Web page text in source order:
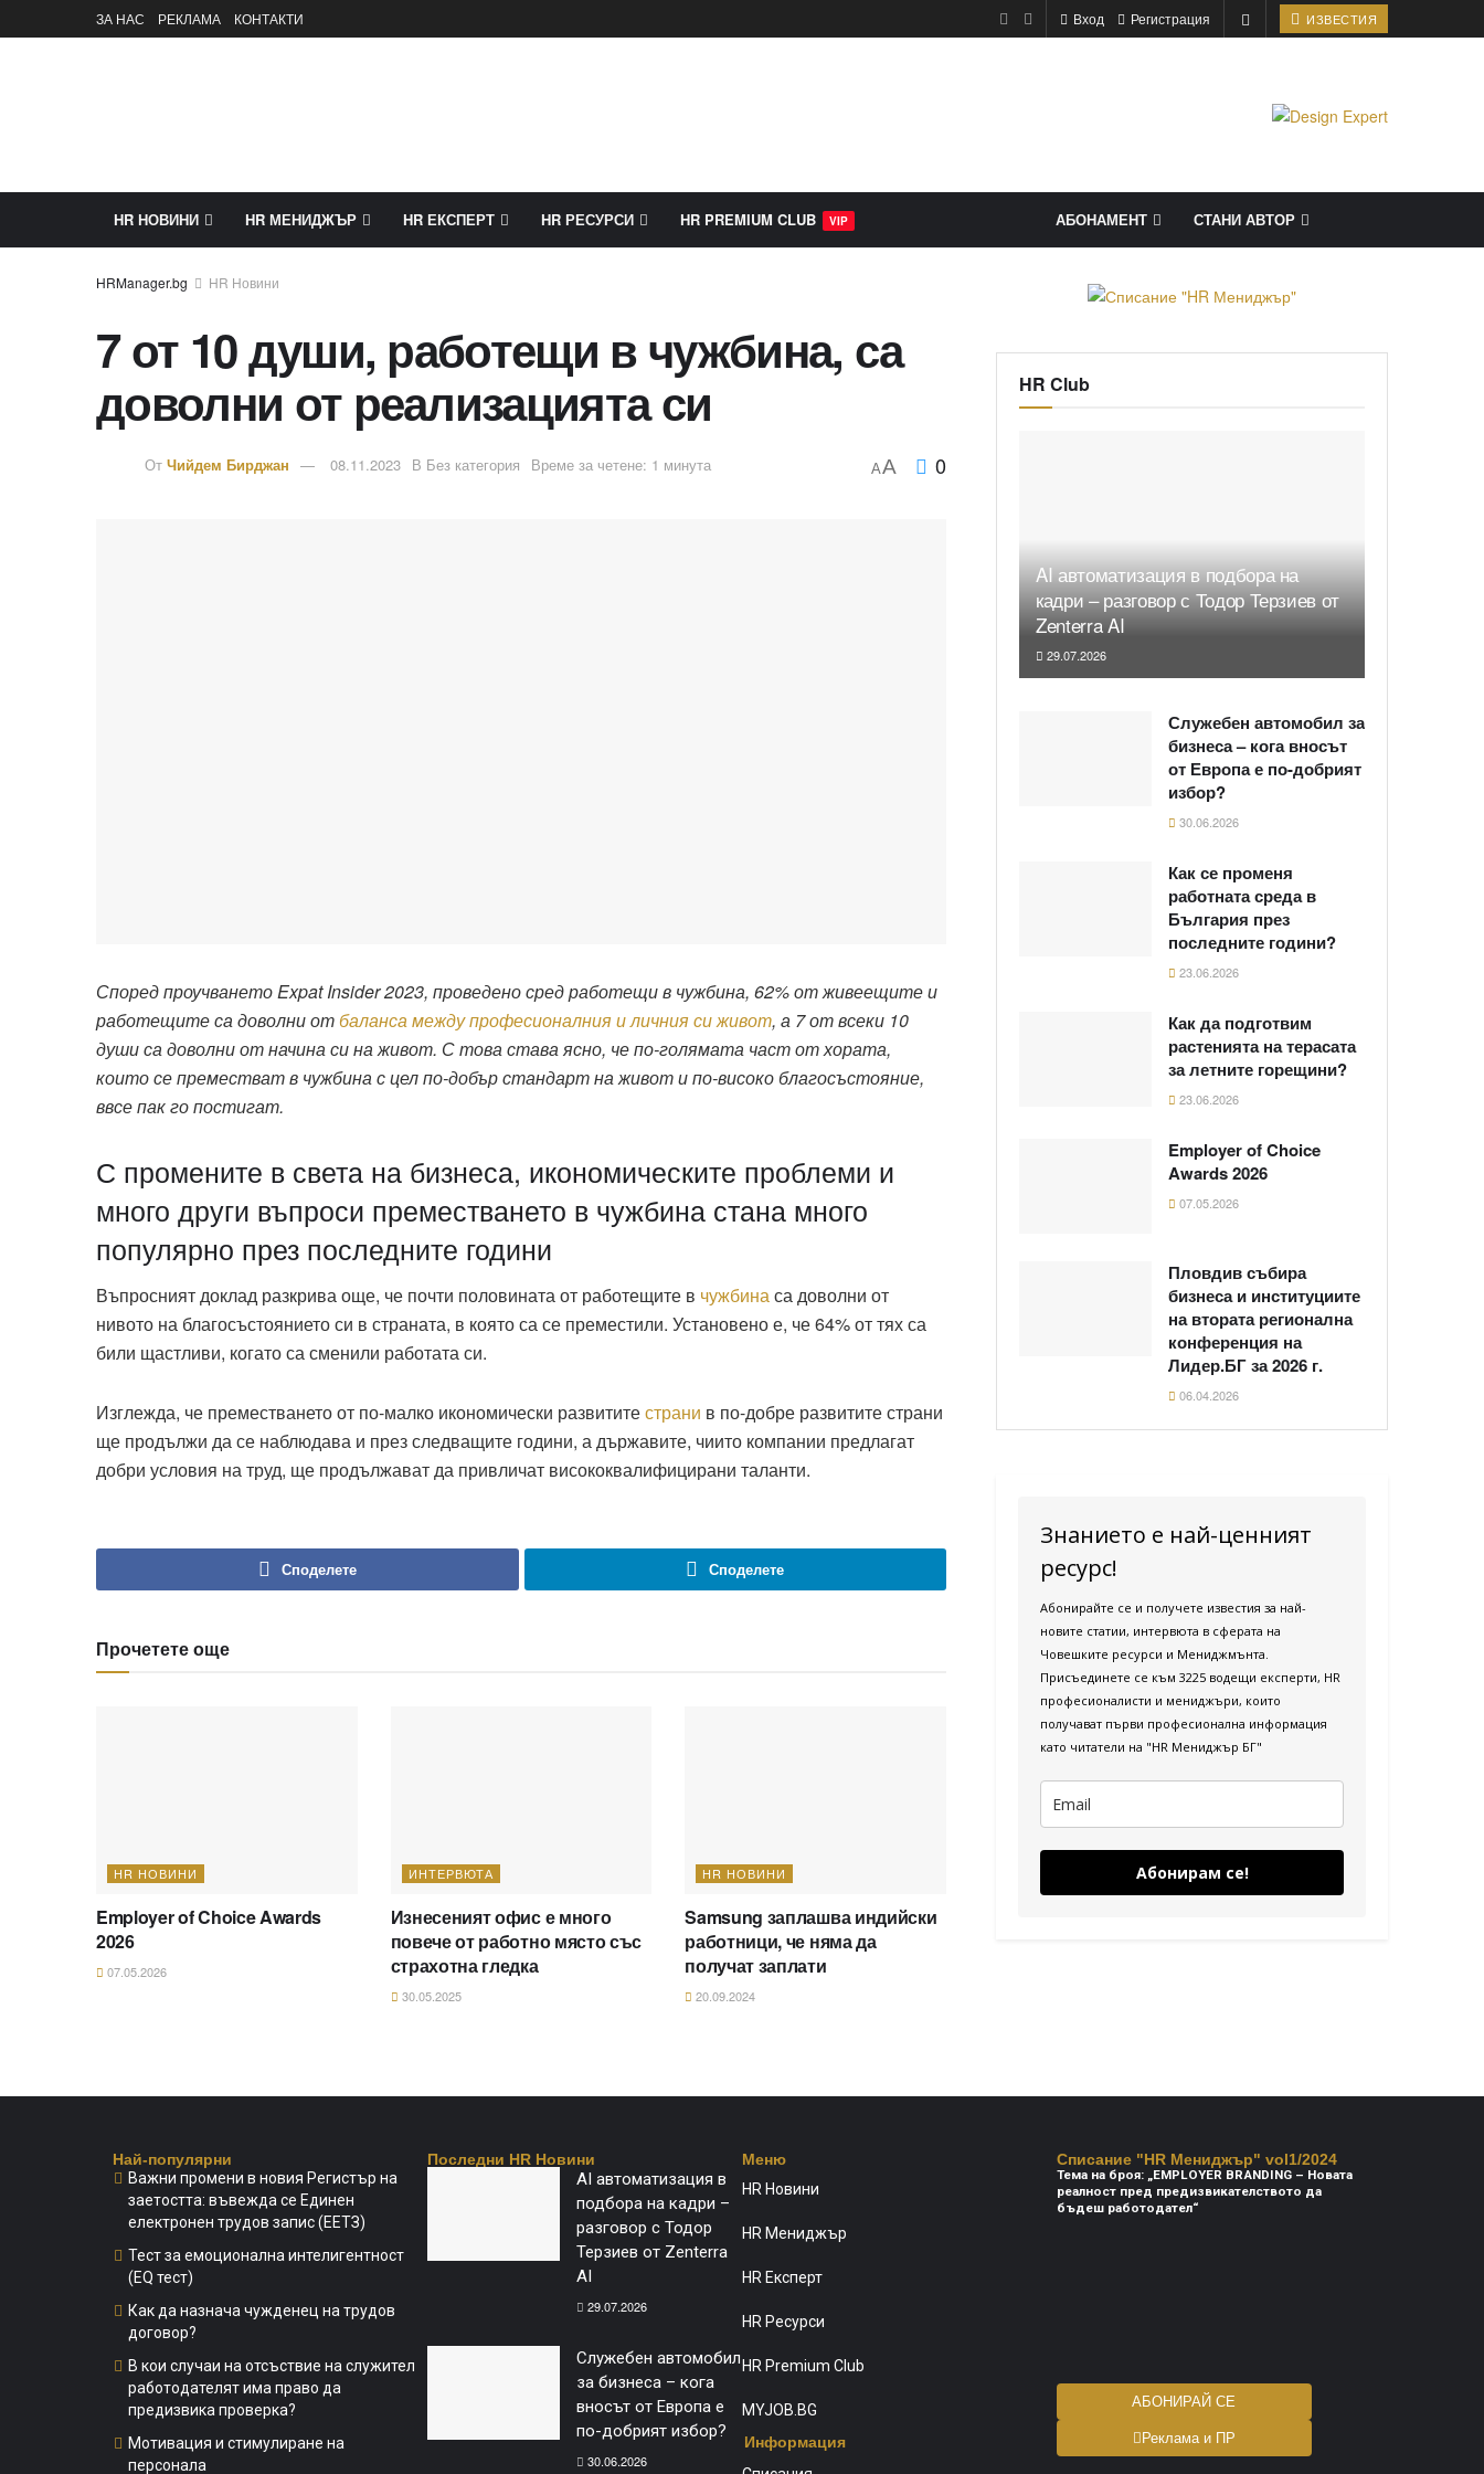
ЗА НАС РЕКЛАМА КОНТАКТИ Вход Регистрация ИЗВЕСТИЯ
HR НОВИНИ HR МЕНИДЖЪР HR ЕКСПЕРТ HR РЕСУРСИ HR PREMIUM CLUB VIP АБОНАМЕНТ СТАНИ АВТОР
HR Новини
7 от 10 души, работещи в чужбина, са
доволни от реализацията си
От Чийдем Бирджан 08.11.2023 В Без категория Време за четене: 1 минута AA 0
Според проучването Expat Insider 2023, проведено сред работещи в чужбина, 62% от живеещите и
работещите са доволни отбаланса между професионалния и личния си живот, а 7 от всеки 10
души са доволни от начина си на живот. С това става ясно, че по-голямата част от хората,
които се преместват в чужбина с цел по-добър стандарт на живот и по-високо благосъстояние,
ввсе пак го постигат.
С промените в света на бизнеса, икономическите проблеми и
много други въпроси преместването в чужбина стана много
популярно през последните години
Въпросният доклад разкрива още, че почти половината от работещите в чужбинаса доволни от
нивото на благосъстоянието си в страната, в която са се преместили. Установено е, че 64% от тях са
били щастливи, когато са сменили работата си.
Изглежда, че преместването от по-малко икономически развититестрани в по-добре развитите страни
ще продължи да се наблюдава и през следващите години, а държавите, чиито компании предлагат
добри условия на труд, ще продължават да привличат висококвалифицирани таланти.
Споделете Споделете
Прочетете още
HR НОВИНИ
Employer of Choice Awards
2026
07.05.2026
ИНТЕРВЮТА
Изнесеният офис е много
повече от работно място със
страхотна гледка
30.05.2025
HR НОВИНИ
Samsung заплашва индийски
работници, че няма да
получат заплати
20.09.2024
HR Club
AI автоматизация в подбора на
кадри – разговор с Тодор Терзиев от
Zenterra AI
29.07.2026
Служебен автомобил за
бизнеса – кога вносът
от Европа е по-добрият
избор?
30.06.2026
Как се променя
работната среда в
България през
последните години?
23.06.2026
Как да подготвим
растенията на терасата
за летните горещини?
23.06.2026
Employer of Choice
Awards 2026
07.05.2026
Пловдив събира
бизнеса и институциите
на втората регионална
конференция на
Лидер.БГ за 2026 г.
06.04.2026
Знанието е най-ценният
ресурс!
Абонирайте се и получете известия за най-
новите статии, интервюта в сферата на
Човешките ресурси и Мениджмънта.
Присъединете се към 3225 водещи експерти, HR
професионалисти и мениджъри, които
получават първи професионална информация
като читатели на "HR Мениджър БГ"
Абонирам се!
Най-популярни
Важни промени в новия Регистър на
заетостта: въвежда се Единен
електронен трудов запис (ЕЕТЗ)
Тест за емоционална интелигентност
(EQ тест)
Как да назнача чужденец на трудов
договор?
В кои случаи на отсъствие на служител
работодателят има право да
предизвика проверка?
Мотивация и стимулиране на
персонала
Последни HR Новини
AI автоматизация в
подбора на кадри –
разговор с Тодор
Терзиев от Zenterra
AI
29.07.2026
Служебен автомобил
за бизнеса – кога
вносът от Европа е
по-добрият избор?
30.06.2026
Меню​
HR Новини
HR Мениджър
HR Експерт
HR Ресурси
HR Premium Club
MYJOB.BG
Информация
Списание "HR Мениджър" vol1/2024
Тема на броя: „EMPLOYER BRANDING – Новата
реалност пред предизвикателството да
бъдеш работодател“
АБОНИРАЙ СЕ
Реклама и ПР